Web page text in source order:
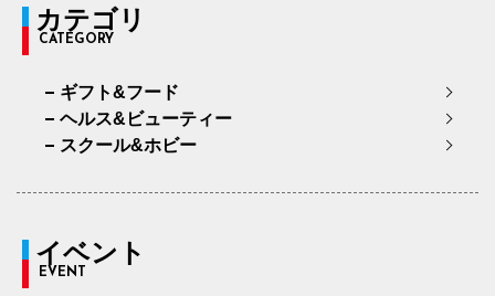
カテゴリ
CATEGORY
ギフト&フード
ヘルス&ビューティー
スクール&ホビー
イベント
EVENT